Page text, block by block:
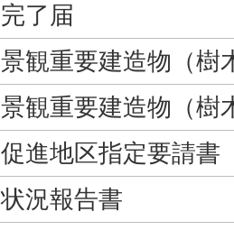
完了届
景観重要建造物（樹
景観重要建造物（樹
促進地区指定要請書
状況報告書